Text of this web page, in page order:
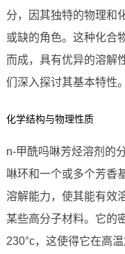
分，因其独特的物理和
或缺的角色。这种化合
而成，具有优异的溶解
们深入探讨其基本特性。
化学结构与物理性质
n-甲酰吗啉芳烃溶剂的
啉环和一个或多个芳香
溶解能力，使其能有效
某些高分子材料。它的
230°c，这使得它在高